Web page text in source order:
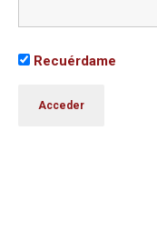
Recuérdame